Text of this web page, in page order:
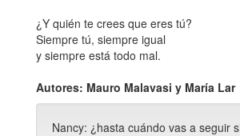
¿Y quién te crees que eres tú?
Siempre tú, siempre igual
y siempre está todo mal.
Autores: Mauro Malavasi y María Lar
Nancy: ¿hasta cuándo vas a seguir